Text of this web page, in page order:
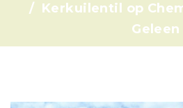
Kerkuilentil op
Geleen